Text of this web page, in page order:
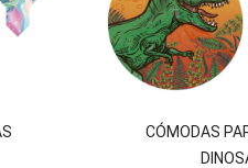
CÓMODAS